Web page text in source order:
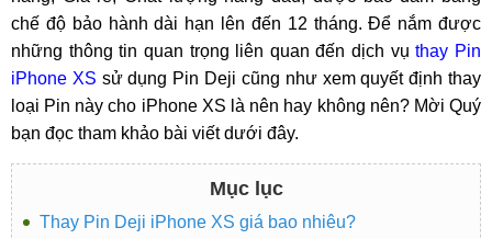
chế độ bảo hành dài hạn lên đến 12 tháng. Để nắm được
những thông tin quan trọng liên quan đến dịch vụthay Pin
iPhone XS sử dụng Pin Deji cũng như xem quyết định thay
loại Pin này cho iPhone XS là nên hay không nên? Mời Quý
bạn đọc tham khảo bài viết dưới đây.
Mục lục
Thay Pin Deji iPhone XS giá bao nhiêu?